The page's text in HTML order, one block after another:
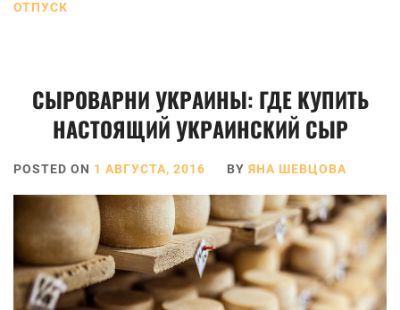
ОТПУСК
СЫРОВАРНИ УКРАИНЫ: ГДЕ КУПИТЬ
НАСТОЯЩИЙ УКРАИНСКИЙ СЫР
POSTED ON 1 АВГУСТА, 2016 BY ЯНА ШЕВЦОВА